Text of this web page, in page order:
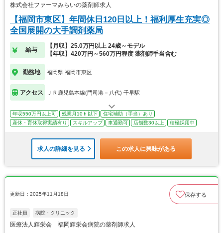
株式会社ファーマみらいの薬剤師求人
【福岡市東区】年間休日120日以上！福利厚生充実◎
全国展開の大手調剤薬局
給与
【月収】25.0万円以上 24歳～モデル
【年収】420万円～560万円程度 薬剤師手当含む
勤務地 福岡県 福岡市東区
アクセス ＪＲ鹿児島本線(門司港－八代) 千早駅
年収550万円以上可 残業月10ｈ以下
住宅補助（手当）あり
産休・育休取得実績有り
スキルアップ 車通勤可 店舗数30以上 積極採用中
求人の詳細を見る この求人に興味がある
更新日：2025年11月18日 保存する
正社員 病院・クリニック
医療法人輝栄会 福岡輝栄会病院の薬剤師求人